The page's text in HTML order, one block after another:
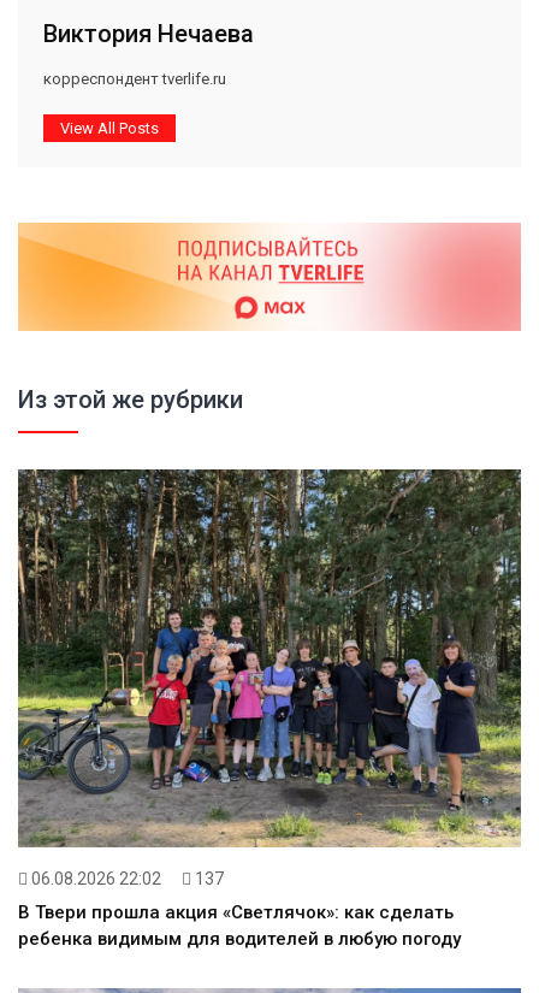
Виктория Нечаева
корреспондент tverlife.ru
View All Posts
Из этой же рубрики
06.08.2026 22:02 137
В Твери прошла акция «Светлячок»: как сделать
ребенка видимым для водителей в любую погоду